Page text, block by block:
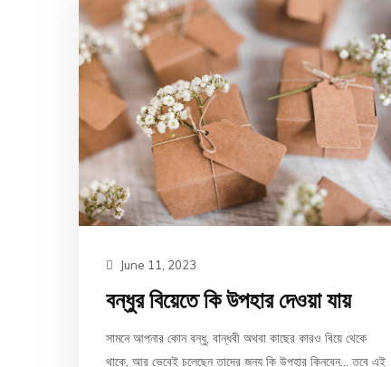
June 11, 2023
বন্ধুর বিয়েতে কি উপহার দেওয়া যায়
সামনে আপনার কোন বন্ধু, বান্ধবী অথবা কাছের কারও বিয়ে থেকে
থাকে, আর ভেবেই চলেছেন তাদের জন্য কি উপহার কিনবেন… তবে এই